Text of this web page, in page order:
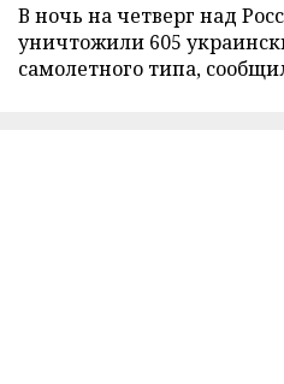
В ночь на четверг над
уничтожили 605
самолетного типа,